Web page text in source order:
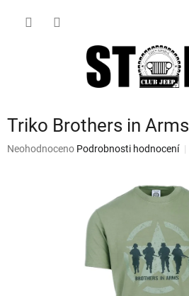
Triko Brothers in Arms
Průměrné
Neohodnoceno Podrobnosti hodnocení